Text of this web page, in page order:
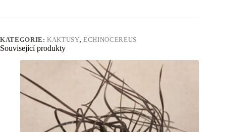
KATEGORIE:KAKTUSY,ECHINOCEREUS
Související produkty